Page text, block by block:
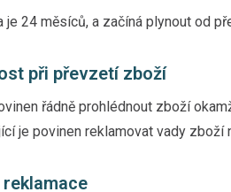
je 24 měsíců, a začíná plynout od
při převzetí zboží
řádně prohlédnout zboží
je povinen reklamovat vady zboží